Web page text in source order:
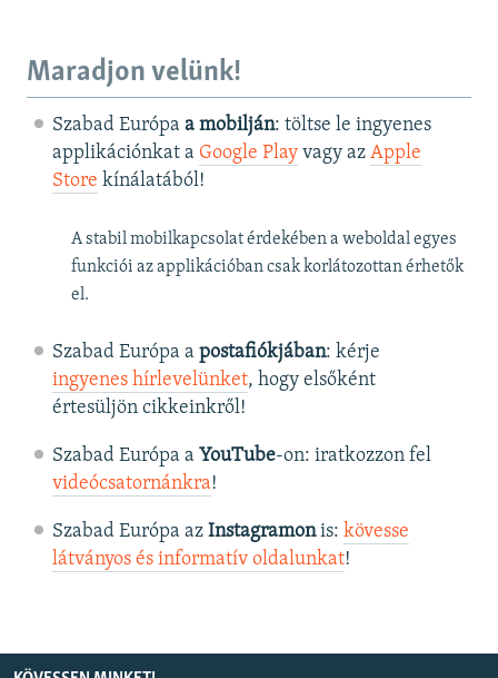
Maradjon velünk!
Szabad Európa a mobilján: töltse le ingyenes
applikációnkat a Google Playvagy az Apple
Store kínálatából!
A stabil mobilkapcsolat érdekében a weboldal egyes
funkciói az applikációban csak korlátozottan érhetők
el.
Szabad Európa a postafiókjában: kérje
ingyenes hírlevelünket, hogy elsőként
értesüljön cikkeinkről!
Szabad Európa a YouTube-on: iratkozzon fel
videócsatornánkra!
Szabad Európa az Instagramonis: kövesse
látványos és informatív oldalunkat! ​